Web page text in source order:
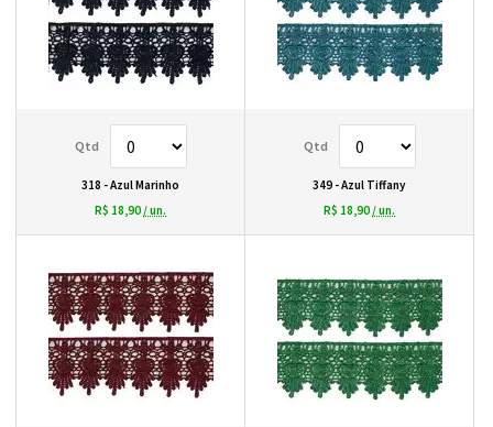
318 - Azul Marinho
R$ 18,90 / un.
349 - Azul Tiffany
R$ 18,90 / un.